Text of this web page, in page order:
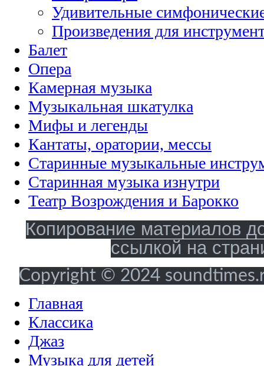
Удивительные
Произведения для
Балет
Опера
Камерная музыка
Музыкальная шкатулка
Мифы и легенды
Кантаты, оратории, мессы
Старинные музыкальные
Старинная музыка изнутри
Театр Возрождения и Барокко
Копирование материалов
ссылкой на
Copyright © 2024
Главная
Классика
Джаз
Музыка для детей